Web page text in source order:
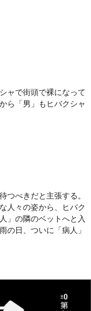
ャで街頭で裸になって
ら「男」もヒバクシャ
つべきだと主張する。
人々の姿から、ヒバク
」の隣のベットへと入
の日、ついに「病人」